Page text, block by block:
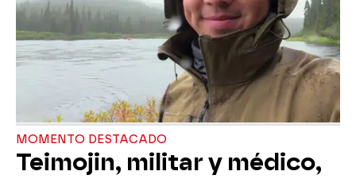
MOMENTO DESTACADO
Teimojin, militar y médico,